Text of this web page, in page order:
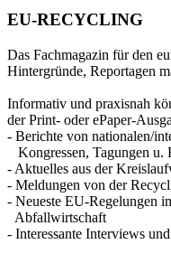
EU-RECYCLING
Das Fachmagazin für den
Hintergründe, Reportagen
Informativ und praxisnah
der Print- oder ePaper-
- Berichte von nationalen/
Kongressen, Tagungen u.
- Aktuelles aus der
- Meldungen von der
- Neueste EU-Regelungen
Abfallwirtschaft
- Interessante Interviews